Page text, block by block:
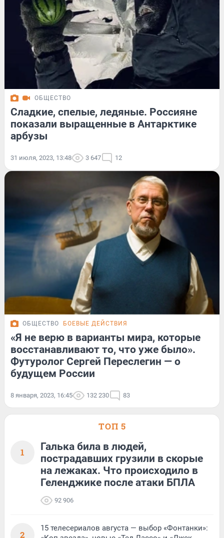
ОБЩЕСТВО
Сладкие, спелые, ледяные. Россияне
показали выращенные в Антарктике
арбузы
31 июля, 2023, 13:48 3 647 12
ОБЩЕСТВО БОЕВЫЕ ДЕЙСТВИЯ
«Я не верю в варианты мира, которые
восстанавливают то, что уже было».
Футуролог Сергей Переслегин — о
будущем России
8 января, 2023, 16:45 132 230 83
ТОП 5
1
Галька била в людей,
пострадавших грузили в скорые
на лежаках. Что происходило в
Геленджике после атаки БПЛА
92 906
2
15 телесериалов августа — выбор «Фонтанки»: